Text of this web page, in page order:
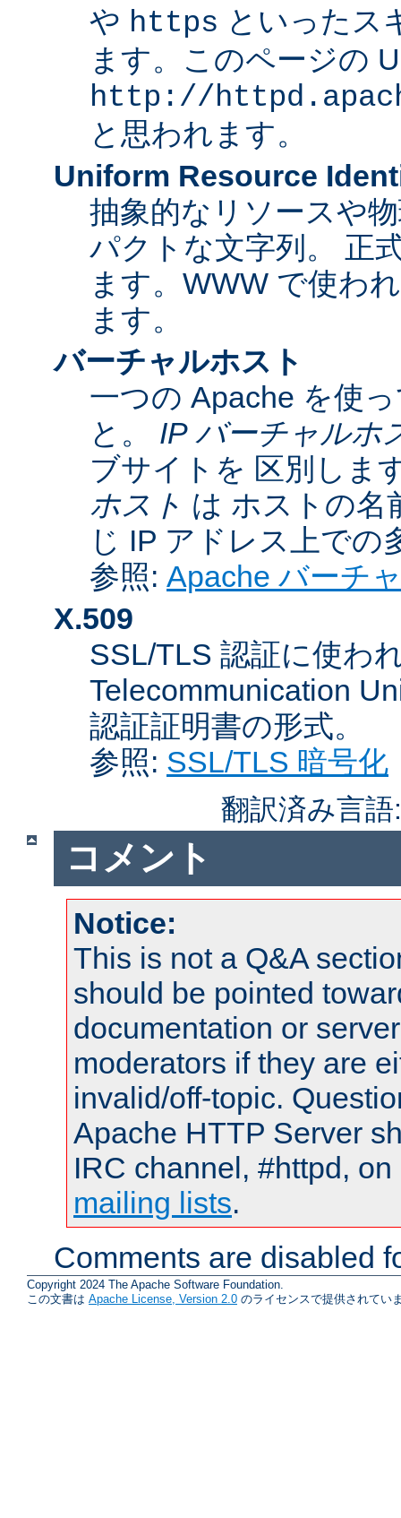
や https といったス
ます。このページの
http://
と思われます。
Uniform Resource
抽象的なリソースや
パクトな文字列。 正
ます。WWW で使わ
ます。
バーチャルホスト
一つの Apache を使
と。 IP バーチャルホ
ブサイトを 区別しま
ホスト は ホストの名
じ IP アドレス上で
参照: Apache バーチ
X.509
SSL/TLS 認証に使わ
Telecommunication
認証証明書の形式。
参照: SSL/TLS 暗号化
翻訳済み言
コメント
Notice:
This is not a Q&A
should be pointed
documentation or
moderators if they are
invalid/off-topic.
Apache HTTP Server
IRC channel, #httpd,
mailing lists.
Comments are disabled
Copyright 2024 The Apache Software Foundation.
この文書は Apache License, Version 2.0 のライセンスで提供されてい